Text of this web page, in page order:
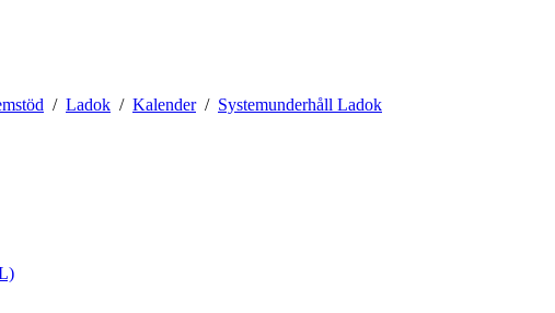
Ladok Kalender Systemunderhåll Ladok